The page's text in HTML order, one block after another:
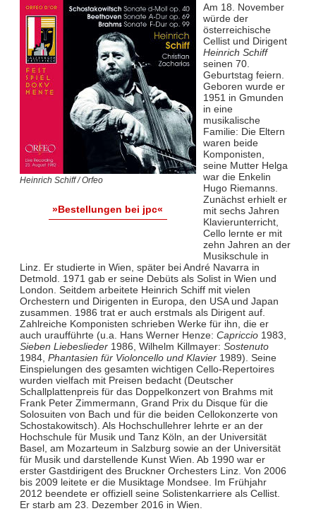
Heinrich Schiff / Orfeo
»Bestellungen bei jpc«
Am 18. November
würde der
österreichische
Cellist und Dirigent
Heinrich Schiff
seinen 70.
Geburtstag feiern.
Geboren wurde er
1951 in Gmunden
in eine
musikalische
Familie: Die Eltern
waren beide
Komponisten,
seine Mutter Helga
war die Enkelin
Hugo Riemanns.
Zunächst erhielt er
mit sechs Jahren
Klavierunterricht,
Cello lernte er mit
zehn Jahren an der
Musikschule in
Linz. Er studierte in Wien, später bei André Navarra in
Detmold. 1971 gab er seine Debüts als Solist in Wien und
London. Seitdem arbeitete Heinrich Schiff mit vielen
Orchestern und Dirigenten in Europa, den USA und Japan
zusammen. 1986 trat er auch erstmals als Dirigent auf.
Zahlreiche Komponisten schrieben Werke für ihn, die er
auch uraufführte (u.a. Hans Werner Henze: Capriccio1983,
Sieben Liebeslieder1986, Wilhelm Killmayer: Sostenuto
1984, Phantasien für Violoncello und Klavier1989). Seine
Einspielungen des gesamten wichtigen Cello-Repertoires
wurden vielfach mit Preisen bedacht (Deutscher
Schallplattenpreis für das Doppelkonzert von Brahms mit
Frank Peter Zimmermann, Grand Prix du Disque für die
Solosuiten von Bach und für die beiden Cellokonzerte von
Schostakowitsch). Als Hochschullehrer lehrte er an der
Hochschule für Musik und Tanz Köln, an der Universität
Basel, am Mozarteum in Salzburg sowie an der Universität
für Musik und darstellende Kunst Wien. Ab 1990 war er
erster Gastdirigent des Bruckner Orchesters Linz. Von 2006
bis 2009 leitete er die Musiktage Mondsee. Im Frühjahr
2012 beendete er offiziell seine Solistenkarriere als Cellist.
Er starb am 23. Dezember 2016 in Wien.